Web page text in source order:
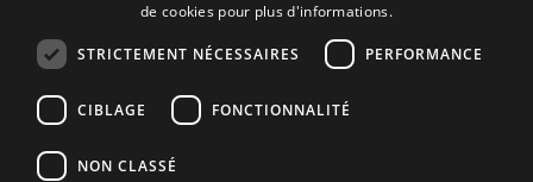
+(34) 976 462 121
de cookies pour plus d'informations.
STRICTEMENT NÉCESSAIRES PERFORMANCE
CIBLAGE FONCTIONNALITÉ
NON CLASSÉ